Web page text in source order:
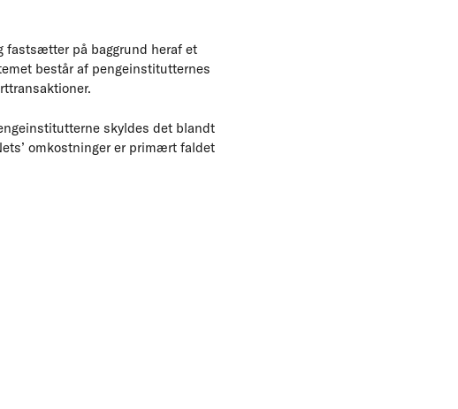
fastsætter på baggrund heraf et
består af pengeinstitutternes
skyldes det blandt
omkostninger er primært faldet